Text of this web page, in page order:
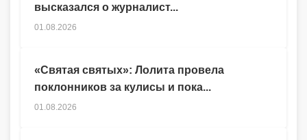
высказался о журналист...
01.08.2026
«Святая святых»: Лолита провела
поклонников за кулисы и пока...
01.08.2026